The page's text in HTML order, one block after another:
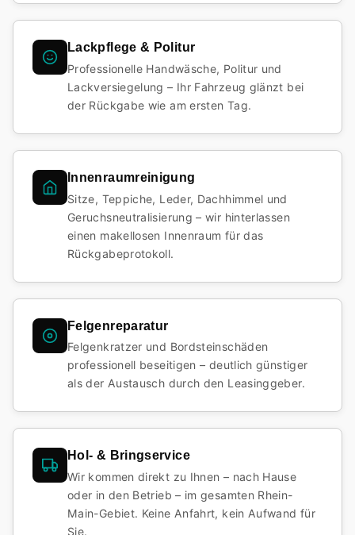
Lackpflege & Politur
Professionelle Handwäsche, Politur und
Lackversiegelung – Ihr Fahrzeug glänzt bei
der Rückgabe wie am ersten Tag.
Innenraumreinigung
Sitze, Teppiche, Leder, Dachhimmel und
Geruchsneutralisierung – wir hinterlassen
einen makellosen Innenraum für das
Rückgabeprotokoll.
Felgenreparatur
Felgenkratzer und Bordsteinschäden
professionell beseitigen – deutlich günstiger
als der Austausch durch den Leasinggeber.
Hol- & Bringservice
Wir kommen direkt zu Ihnen – nach Hause
oder in den Betrieb – im gesamten Rhein-
Main-Gebiet. Keine Anfahrt, kein Aufwand für
Sie.